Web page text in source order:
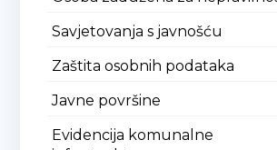
Savjetovanja s javnošću
Zaštita osobnih podataka
Javne površine
Evidencija komunalne